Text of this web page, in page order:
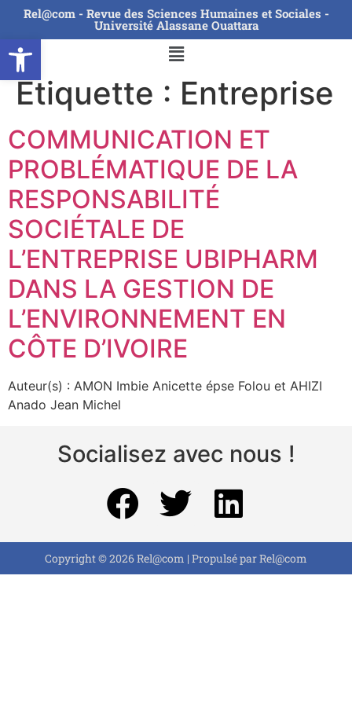
Ouvrir la barre d’outils
Rel@com - Revue des Sciences Humaines et Sociales -
Université Alassane Ouattara
Étiquette : Entreprise
COMMUNICATION ET
PROBLÉMATIQUE DE LA
RESPONSABILITÉ
SOCIÉTALE DE
L’ENTREPRISE UBIPHARM
DANS LA GESTION DE
L’ENVIRONNEMENT EN
CÔTE D’IVOIRE
Auteur(s) : AMON Imbie Anicette épse Folou et AHIZI
Anado Jean Michel
Socialisez avec nous !
Copyright © 2026 Rel@com | Propulsé par Rel@com